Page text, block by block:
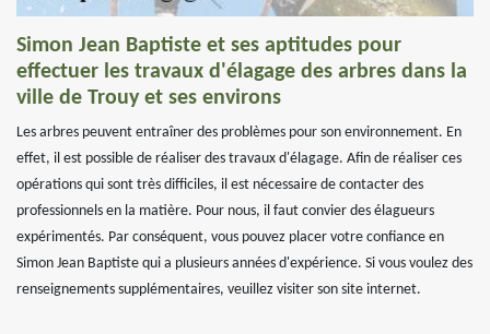
Simon Jean Baptiste et ses aptitudes pour
effectuer les travaux d'élagage des arbres dans la
ville de Trouy et ses environs
Les arbres peuvent entraîner des problèmes pour son environnement. En
effet, il est possible de réaliser des travaux d'élagage. Afin de réaliser ces
opérations qui sont très difficiles, il est nécessaire de contacter des
professionnels en la matière. Pour nous, il faut convier des élagueurs
expérimentés. Par conséquent, vous pouvez placer votre confiance en
Simon Jean Baptiste qui a plusieurs années d'expérience. Si vous voulez des
renseignements supplémentaires, veuillez visiter son site internet.